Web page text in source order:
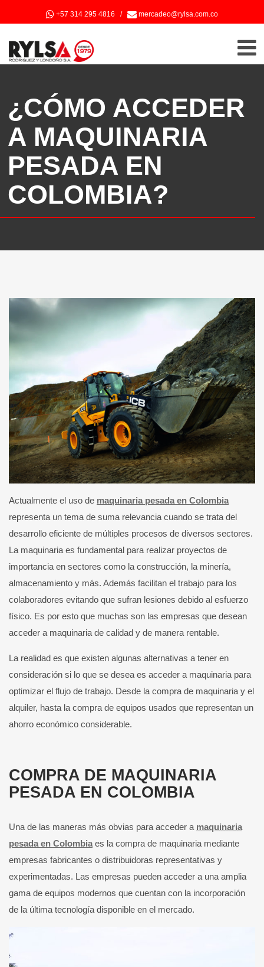
+57 314 295 4816 / mercadeo@rylsa.com.co
¿CÓMO ACCEDER
A MAQUINARIA
PESADA EN
COLOMBIA?
Actualmente el uso de maquinaria pesada en Colombia
representa un tema de suma relevancia cuando se trata del
desarrollo eficiente de múltiples procesos de diversos sectores.
La maquinaria es fundamental para realizar proyectos de
importancia en sectores como la construcción, la minería,
almacenamiento y más. Además facilitan el trabajo para los
colaboradores evitando que sufran lesiones debido al esfuerzo
físico. Es por esto que muchas son las empresas que desean
acceder a maquinaria de calidad y de manera rentable.
La realidad es que existen algunas alternativas a tener en
consideración si lo que se desea es acceder a maquinaria para
optimizar el flujo de trabajo. Desde la compra de maquinaria y el
alquiler, hasta la compra de equipos usados que representan un
ahorro económico considerable.
COMPRA DE MAQUINARIA
PESADA EN COLOMBIA
Una de las maneras más obvias para acceder a maquinaria
pesada en Colombia es la compra de maquinaria mediante
empresas fabricantes o distribuidoras representativas y
experimentadas. Las empresas pueden acceder a una amplia
gama de equipos modernos que cuentan con la incorporación
de la última tecnología disponible en el mercado.